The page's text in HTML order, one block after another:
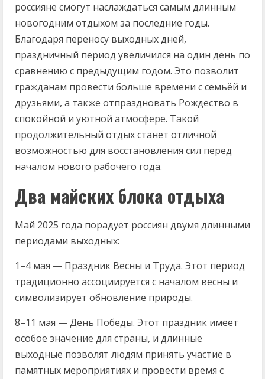
россияне смогут наслаждаться самым длинным
новогодним отдыхом за последние годы.
Благодаря переносу выходных дней,
праздничный период увеличился на один день по
сравнению с предыдущим годом. Это позволит
гражданам провести больше времени с семьёй и
друзьями, а также отпраздновать Рождество в
спокойной и уютной атмосфере. Такой
продолжительный отдых станет отличной
возможностью для восстановления сил перед
началом нового рабочего года.
Два майских блока отдыха
Май 2025 года порадует россиян двумя длинными
периодами выходных:
1–4 мая — Праздник Весны и Труда. Этот период
традиционно ассоциируется с началом весны и
символизирует обновление природы.
8–11 мая — День Победы. Этот праздник имеет
особое значение для страны, и длинные
выходные позволят людям принять участие в
памятных мероприятиях и провести время с